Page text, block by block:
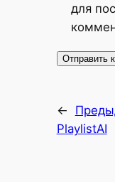
для
←
PlaylistAI